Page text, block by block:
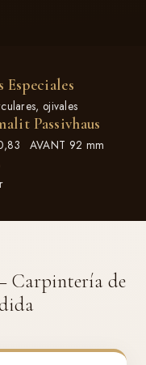
Especiales
ojivales
Passivhaus
AVANT 92 mm
Carpintería de